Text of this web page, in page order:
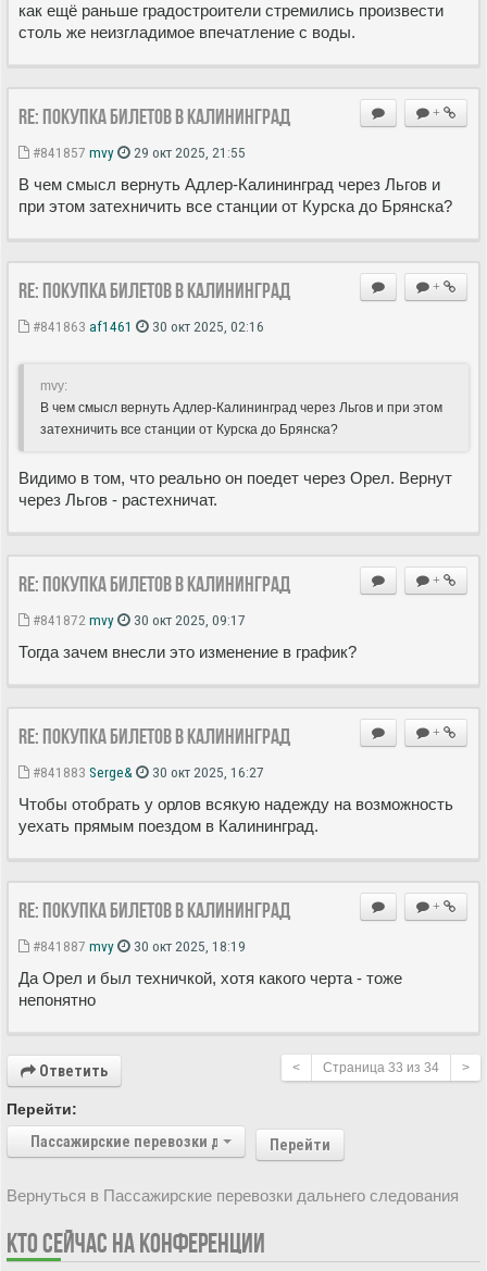
как ещё раньше градостроители стремились произвести
столь же неизгладимое впечатление с воды.
+
Re: Покупка билетов в Калининград
#841857 mvy 29 окт 2025, 21:55
В чем смысл вернуть Адлер-Калининград через Льгов и
при этом затехничить все станции от Курска до Брянска?
+
Re: Покупка билетов в Калининград
#841863 af1461 30 окт 2025, 02:16
mvy:
В чем смысл вернуть Адлер-Калининград через Льгов и при этом
затехничить все станции от Курска до Брянска?
Видимо в том, что реально он поедет через Орел. Вернут
через Льгов - растехничат.
+
Re: Покупка билетов в Калининград
#841872mvy 30 окт 2025, 09:17
Тогда зачем внесли это изменение в график?
+
Re: Покупка билетов в Калининград
#841883 Serge& 30 окт 2025, 16:27
Чтобы отобрать у орлов всякую надежду на возможность
уехать прямым поездом в Калининград.
+
Re: Покупка билетов в Калининград
#841887 mvy 30 окт 2025, 18:19
Да Орел и был техничкой, хотя какого черта - тоже
непонятно
Ответить < Страница 33 из 34 >
Перейти:
Пассажирские перевозки дальнего следования
Перейти
Вернуться в Пассажирские перевозки дальнего следования
КТО СЕЙЧАС НА КОНФЕРЕНЦИИ